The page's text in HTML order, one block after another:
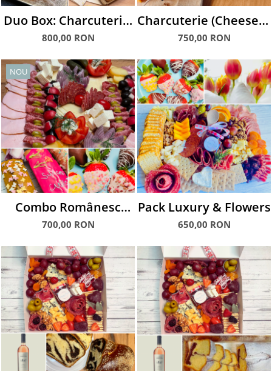
Duo Box: Charcuterie,
Checuri & Prosecco
800,00 RON
Charcuterie (Cheese &
Meat) Bar Evenimente
750,00 RON
NOU
Combo Românesc
Checuri & Căpșuni
700,00 RON
Pack Luxury & Flowers
650,00 RON